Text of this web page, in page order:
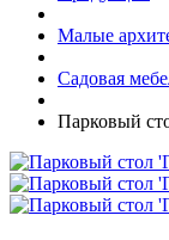
Малые
Садовая
Парковый